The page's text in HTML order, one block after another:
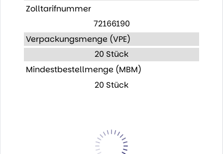
Zolltarifnummer
72166190
Verpackungsmenge (VPE)
20 Stück
Mindestbestellmenge (MBM)
20 Stück